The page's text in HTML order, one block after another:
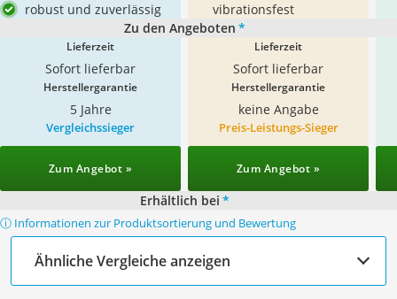
robust und zuverlässig
vibrationsfest
Zu den Angeboten *
Lieferzeit
Sofort lieferbar
Lieferzeit
Sofort lieferbar
Herstellergarantie
5 Jahre
Herstellergarantie
keine Angabe
Vergleichssieger
Zum Angebot »
Preis-Leistungs-Sieger
Zum Angebot »
Erhältlich bei *
ⓘ Informationen zur Produktsortierung und Bewertung
Ähnliche Vergleiche anzeigen